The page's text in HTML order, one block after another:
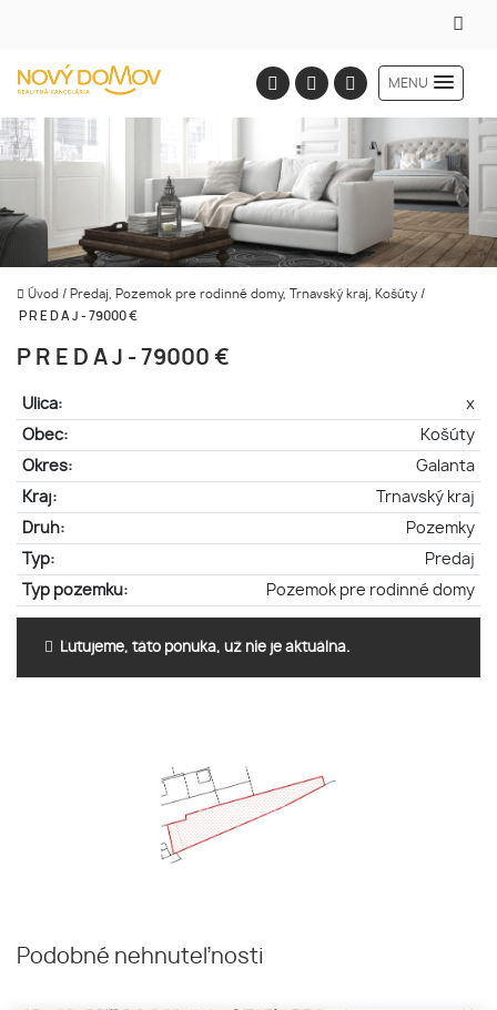
MENU
Úvod / Predaj, Pozemok pre rodinné domy, Trnavský kraj, Košúty /
P R E D A J - 79000 €
P R E D A J - 79000 €
Ulica:
x
Obec:
Košúty
Okres:
Galanta
Kraj:
Trnavský kraj
Druh:
Pozemky
Typ:
Predaj
Typ pozemku:
Pozemok pre rodinné domy
Ľutujeme, táto ponuka, už nie je aktuálna.
Podobné nehnuteľnosti